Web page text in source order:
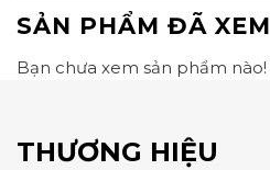
SẢN PHẨM ĐÃ XEM
Bạn chưa xem sản phẩm nào!
THƯƠNG HIỆU